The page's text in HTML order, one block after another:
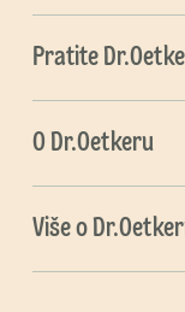
Pratite
O Dr.Oetkeru
Više o